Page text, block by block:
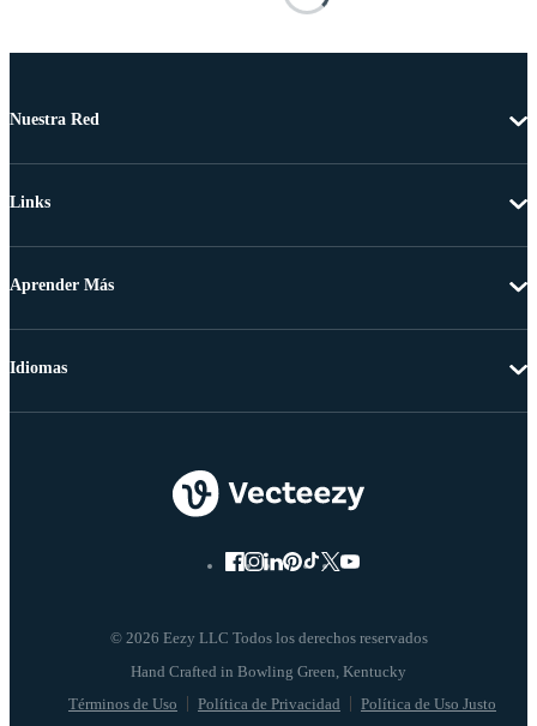
Nuestra Red
Links
Aprender Más
© 2026 Eezy LLC Todos los derechos reservados
Términos de Uso Política de Privacidad Política de Uso Justo
Idiomas